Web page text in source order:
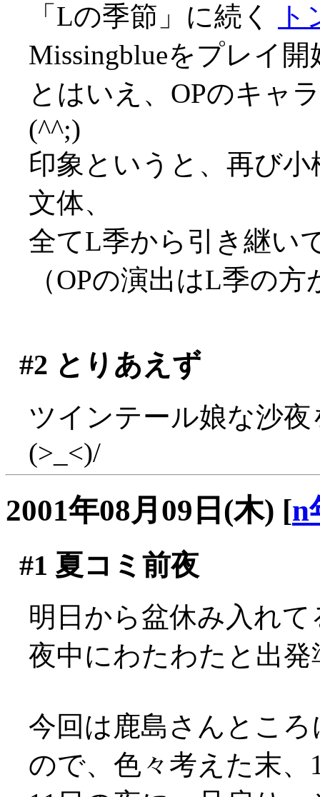
「Lの季節」に続く
Missingblueをプレイ
とはいえ、OPのキャ
(^^;)
印象というと、再び
文体、
全てL季から引き継い
（OPの演出はL季の
#2 とりあえず
ツインテール娘な沙
(>_<)/
2001年08月09日(木) [n
#1 夏コミ前夜
明日から盆休み入れ
夜中にわたわたと出
今回は鹿島さんとこ
ので、色々考えた末